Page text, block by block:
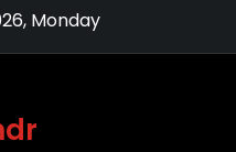
Monday